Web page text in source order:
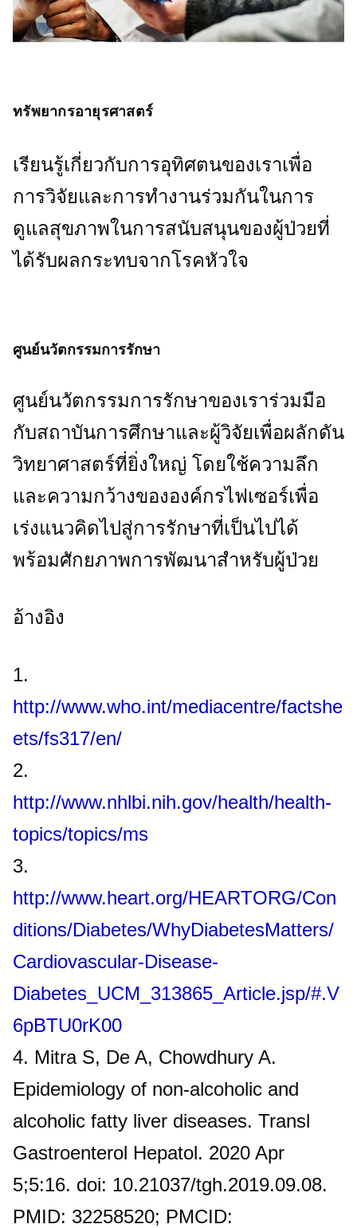
ทรัพยากรอายุรศาสตร์
เรียนรู้เกี่ยวกับการอุทิศตนของเราเพื่อ
การวิจัยและการทํางานร่วมกันในการ
ดูแลสุขภาพในการสนับสนุนของผู้ป่วยที่
ได้รับผลกระทบจากโรคหัวใจ
ศูนย์นวัตกรรมการรักษา
ศูนย์นวัตกรรมการรักษาของเราร่วมมือ
กับสถาบันการศึกษาและผู้วิจัยเพื่อผลักดัน
วิทยาศาสตร์ที่ยิ่งใหญ่ โดยใช้ความลึก
และความกว้างขององค์กรไฟเซอร์เพื่อ
เร่งแนวคิดไปสู่การรักษาที่เป็นไปได้
พร้อมศักยภาพการพัฒนาสำหรับผู้ป่วย
อ้างอิง
1.
http://www.who.int/mediacentre/factshe
ets/fs317/en/
2.
http://www.nhlbi.nih.gov/health/health-
topics/topics/ms
3.
http://www.heart.org/HEARTORG/Con
ditions/Diabetes/WhyDiabetesMatters/
Cardiovascular-Disease-
Diabetes_UCM_313865_Article.jsp/#.V
6pBTU0rK00
4. Mitra S, De A, Chowdhury A.
Epidemiology of non-alcoholic and
alcoholic fatty liver diseases. Transl
Gastroenterol Hepatol. 2020 Apr
5;5:16. doi: 10.21037/tgh.2019.09.08.
PMID: 32258520; PMCID: